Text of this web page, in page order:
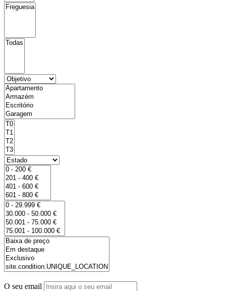
O seu email